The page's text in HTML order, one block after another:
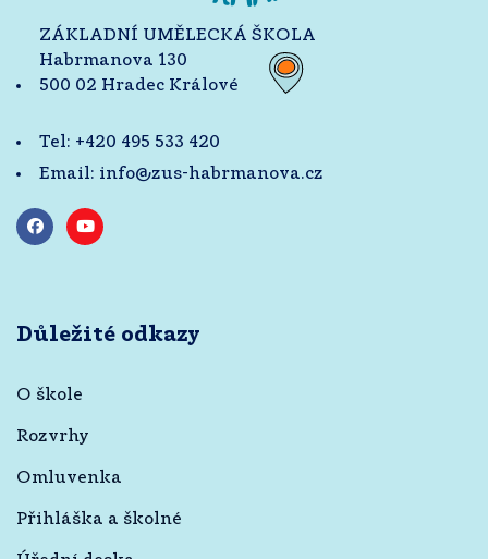
ZÁKLADNÍ UMĚLECKÁ ŠKOLA
Habrmanova 130
500 02 Hradec Králové
Tel: +420 495 533 420
Email: info@zus-habrmanova.cz
Důležité odkazy
O škole
Rozvrhy
Omluvenka
Přihláška a školné